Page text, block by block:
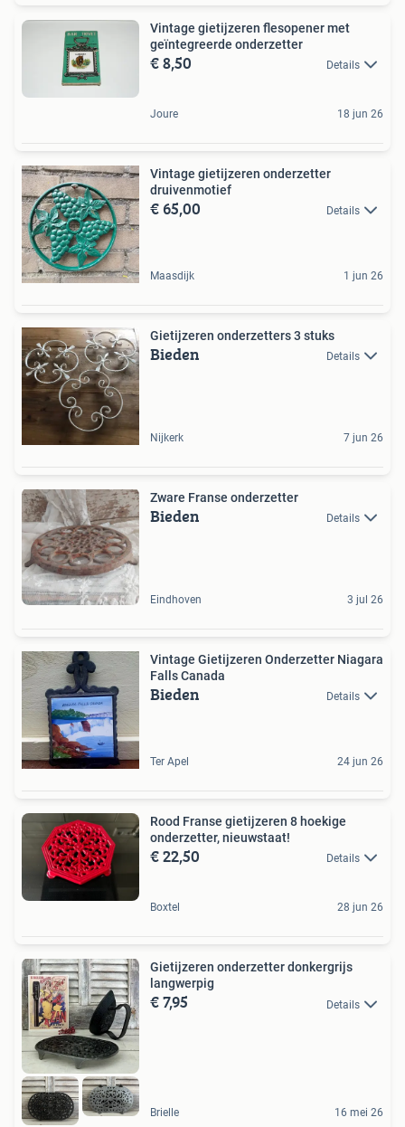
Vintage gietijzeren flesopener met
geïntegreerde onderzetter
€ 8,50 Details
Joure 18 jun 26
Vintage gietijzeren onderzetter
druivenmotief
€ 65,00 Details
Maasdijk 1 jun 26
Gietijzeren onderzetters 3 stuks
Bieden Details
Nijkerk 7 jun 26
Zware Franse onderzetter
Bieden Details
Eindhoven 3 jul 26
Vintage Gietijzeren Onderzetter Niagara
Falls Canada
Bieden Details
Ter Apel 24 jun 26
Rood Franse gietijzeren 8 hoekige
onderzetter, nieuwstaat!
€ 22,50 Details
Boxtel 28 jun 26
Gietijzeren onderzetter donkergrijs
langwerpig
€ 7,95 Details
Brielle 16 mei 26